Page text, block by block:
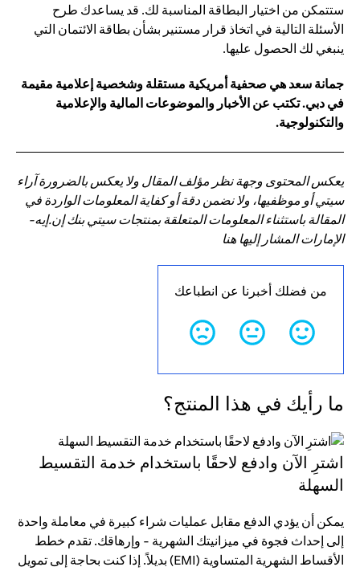
ستتمكن من اختيار البطاقة المناسبة لك. قد يساعدك طرح
الأسئلة التالية في اتخاذ قرار مستنير بشأن بطاقة الائتمان التي
ينبغي لك الحصول عليها.
جمانة سعد هي صحفية أمريكية مستقلة وشخصية إعلامية مقيمة
في دبي. تكتب عن الأخبار والموضوعات المالية والإعلامية
والتكنولوجية.
يعكس المحتوى وجهة نظر مؤلف المقال ولا يعكس بالضرورة آراء
سيتي أو موظفيها، ولا نضمن دقة أو كفاية المعلومات الواردة في
المقالة باستثناء المعلومات المتعلقة بمنتجات سيتي بنك إن.إيه-
الإمارات المشار إليها هنا
من فضلك أخبرنا عن انطباعك
ما رأيك في هذا المنتج؟
اشترِ الآن وادفع لاحقًا باستخدام خدمة التقسيط
السهلة
يمكن أن يؤدي الدفع مقابل عمليات شراء كبيرة في معاملة واحدة
إلى إحداث فجوة في ميزانيتك الشهرية - وإرهاقك. تقدم خطط
الأقساط الشهرية المتساوية (EMI) بديلاً. إذا كنت بحاجة إلى تمويل